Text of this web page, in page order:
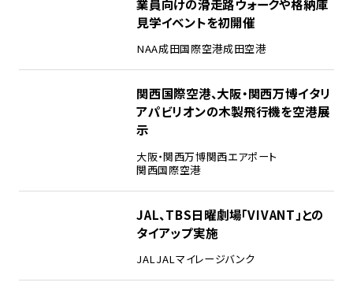
業員向けの滑走路ウォークや格納庫
見学イベントを初開催
NAA成田国際空港成田空港
関西国際空港、大阪・関西万博イタリ
アパビリオンの木製飛行機を空港展
示
大阪・関西万博関西エアポート
関西国際空港
JAL、TBS日曜劇場「VIVANT」との
タイアップ実施
JALJALマイレージバンク